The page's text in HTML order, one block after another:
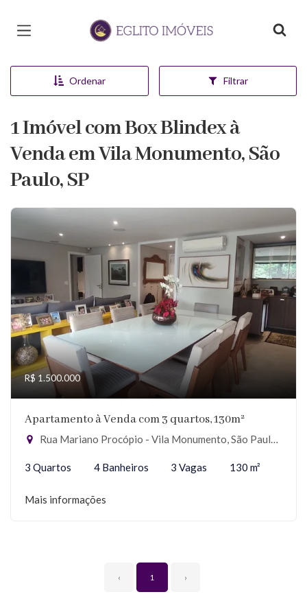
Página inicial
Ordenar Filtrar
1 Imóvel com Box Blindex à
Venda em Vila Monumento, São
Paulo, SP
R$ 1.500.000
Apartamento à Venda com 3 quartos, 130m²
Rua Mariano Procópio - Vila Monumento, São Paulo-SP
3 Quartos 4 Banheiros 3 Vagas 130 m²
Mais informações
‹ 1 ›